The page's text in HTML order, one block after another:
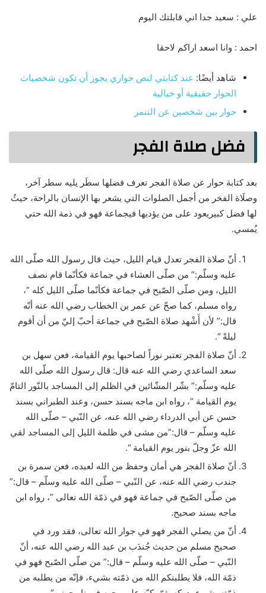
علي : سعيد جدا اني قابلتك اليوم
احمد : وانا اسعد اراكم لاحقا
شاهد أيضًا: عند كتابتي لنص حواري يجوز أن تكون شخصيات
الحوار حقيقية أو خيالية
حوار بين شخصين عن التنمر
فضل صلاة الفجر
بعد كتابة حوار عن صلاة الفجر تعرف فضلها سطَر يليه سطر آخر،
وصلَاة الفخر من أجمل الصلوات التي يشعر بها الإنسان بالراحة، حيثُ
لها فضل كبيريعود على من يؤديها فيجماعة فهو في ذمة الله حتي
يُمسي.
أنّ صلاة الفجر تعدل قيام الليل، حيث قال رسول الله صلّى الله
عليه وسلّم:” من صلّى العشاء في جماعة فكأنّما قام نصف
الليل، ومن صلّى الصّبح في جماعة فكأنّما صلّى الليل كله “،
رواه مسلم، كما صحّ عن عمر بن الخطاب رضي الله عنه أنّه
قال:” لأن أَشْهد صلاة الصّبح في جماعة أحبّ إليّ من أن أقوم
ليلةً “.
أنّ صلاة الفجر تعتبر نوراً لصاحبها يوم القيامة، فعن سهل بن
سعد الساعدي رضي الله عنه قال: قال رسول الله صلّى الله
عليه وسلّم:” بشّر المشّائين في الظلم إلى المساجد بالنّور التامّ
يوم القيامة “، رواه ابن ماجه بسند حسن، وعند الطبراني بسند
حسن عن أبي الدرداء رضي الله عنه، عن النّبي – صلّى الله
عليه وسلّم – قال:”من مشى في ظلمة الليل إلى المساجد لقي
الله عزّ وجلّ بنور يوم القيامة “.
أنّ صلاة الفجر هي أمان وحفظ من الله لعبده، فعن سمرة بن
جندب رضي الله عنه، عن النّبي – صلّى الله عليه وسلّم – قال:”
من صلّى الصّبح في جماعة فهو في ذمّة الله تعالى “، رواه ابن
ماجه بسند صحيح.
أنّ من يصلي الفجر فهو في جوار الله تعالى، فقد ورد في
صحيح مسلم من حديث جُندَب بن عبد الله رضي الله عنه، أنّ
النّبي – صلّى الله عليه وسلّم – قال:” من صلّى الصّبح فهو في
ذمّة الله، فلا يطلبنكم الله من ذمّته بشيء، فإنّه من يطلبه من